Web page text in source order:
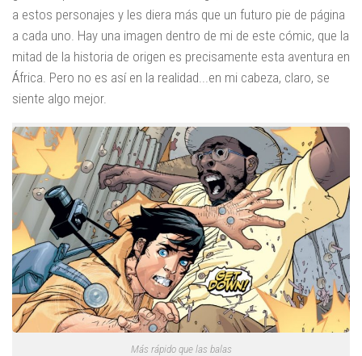
a estos personajes y les diera más que un futuro pie de página
a cada uno. Hay una imagen dentro de mi de este cómic, que la
mitad de la historia de origen es precisamente esta aventura en
África. Pero no es así en la realidad...en mi cabeza, claro, se
siente algo mejor.
Más rápido que las balas